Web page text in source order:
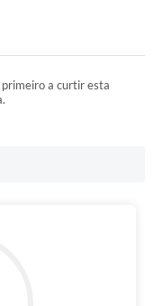
primeiro a curtir esta